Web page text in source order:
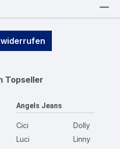
Topseller
Angels Jeans
Cici
Luci
Dolly
Linny